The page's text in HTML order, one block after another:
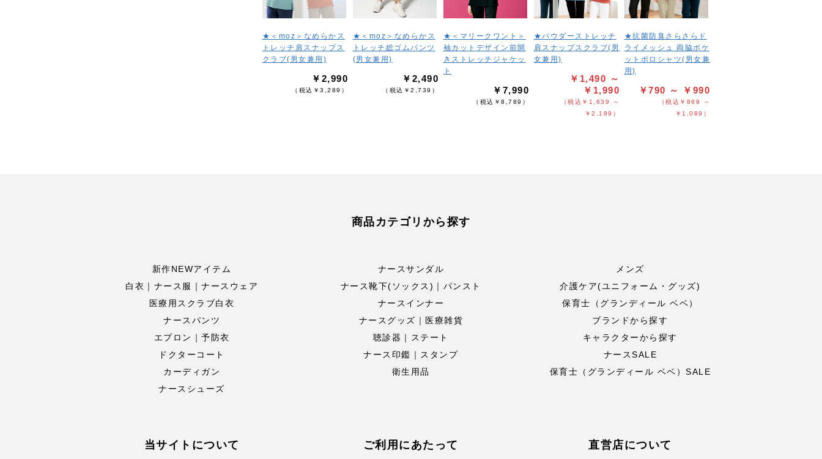
★＜moz＞なめらかス
トレッチ肩スナップス
クラブ(男女兼用)
￥2,990
（税込￥3,289）
★＜moz＞なめらかス
トレッチ総ゴムパンツ
(男女兼用)
￥2,490
（税込￥2,739）
★＜マリークワント＞
袖カットデザイン前開
きストレッチジャケッ
ト
￥7,990
（税込￥8,789）
★パウダーストレッチ
肩スナップスクラブ(男
女兼用)
￥1,490 ～
￥1,990
（税込￥1,639 ～
￥2,189）
★抗菌防臭さらさらド
ライメッシュ 両脇ポケ
ットポロシャツ(男女兼
用)
￥790 ～ ￥990
（税込￥869 ～
￥1,089）
商品カテゴリから探す
新作NEWアイテム
白衣｜ナース服｜ナースウェア
医療用スクラブ白衣
ナースパンツ
エプロン｜予防衣
ドクターコート
カーディガン
ナースシューズ
ナースサンダル
ナース靴下(ソックス)｜パンスト
ナースインナー
ナースグッズ｜医療雑貨
聴診器｜ステート
ナース印鑑｜スタンプ
衛生用品
メンズ
介護ケア(ユニフォーム・グッズ)
保育士（グランディール ベベ）
ブランドから探す
キャラクターから探す
ナースSALE
保育士（グランディール ベベ）SALE
当サイトについて ご利用にあたって 直営店について